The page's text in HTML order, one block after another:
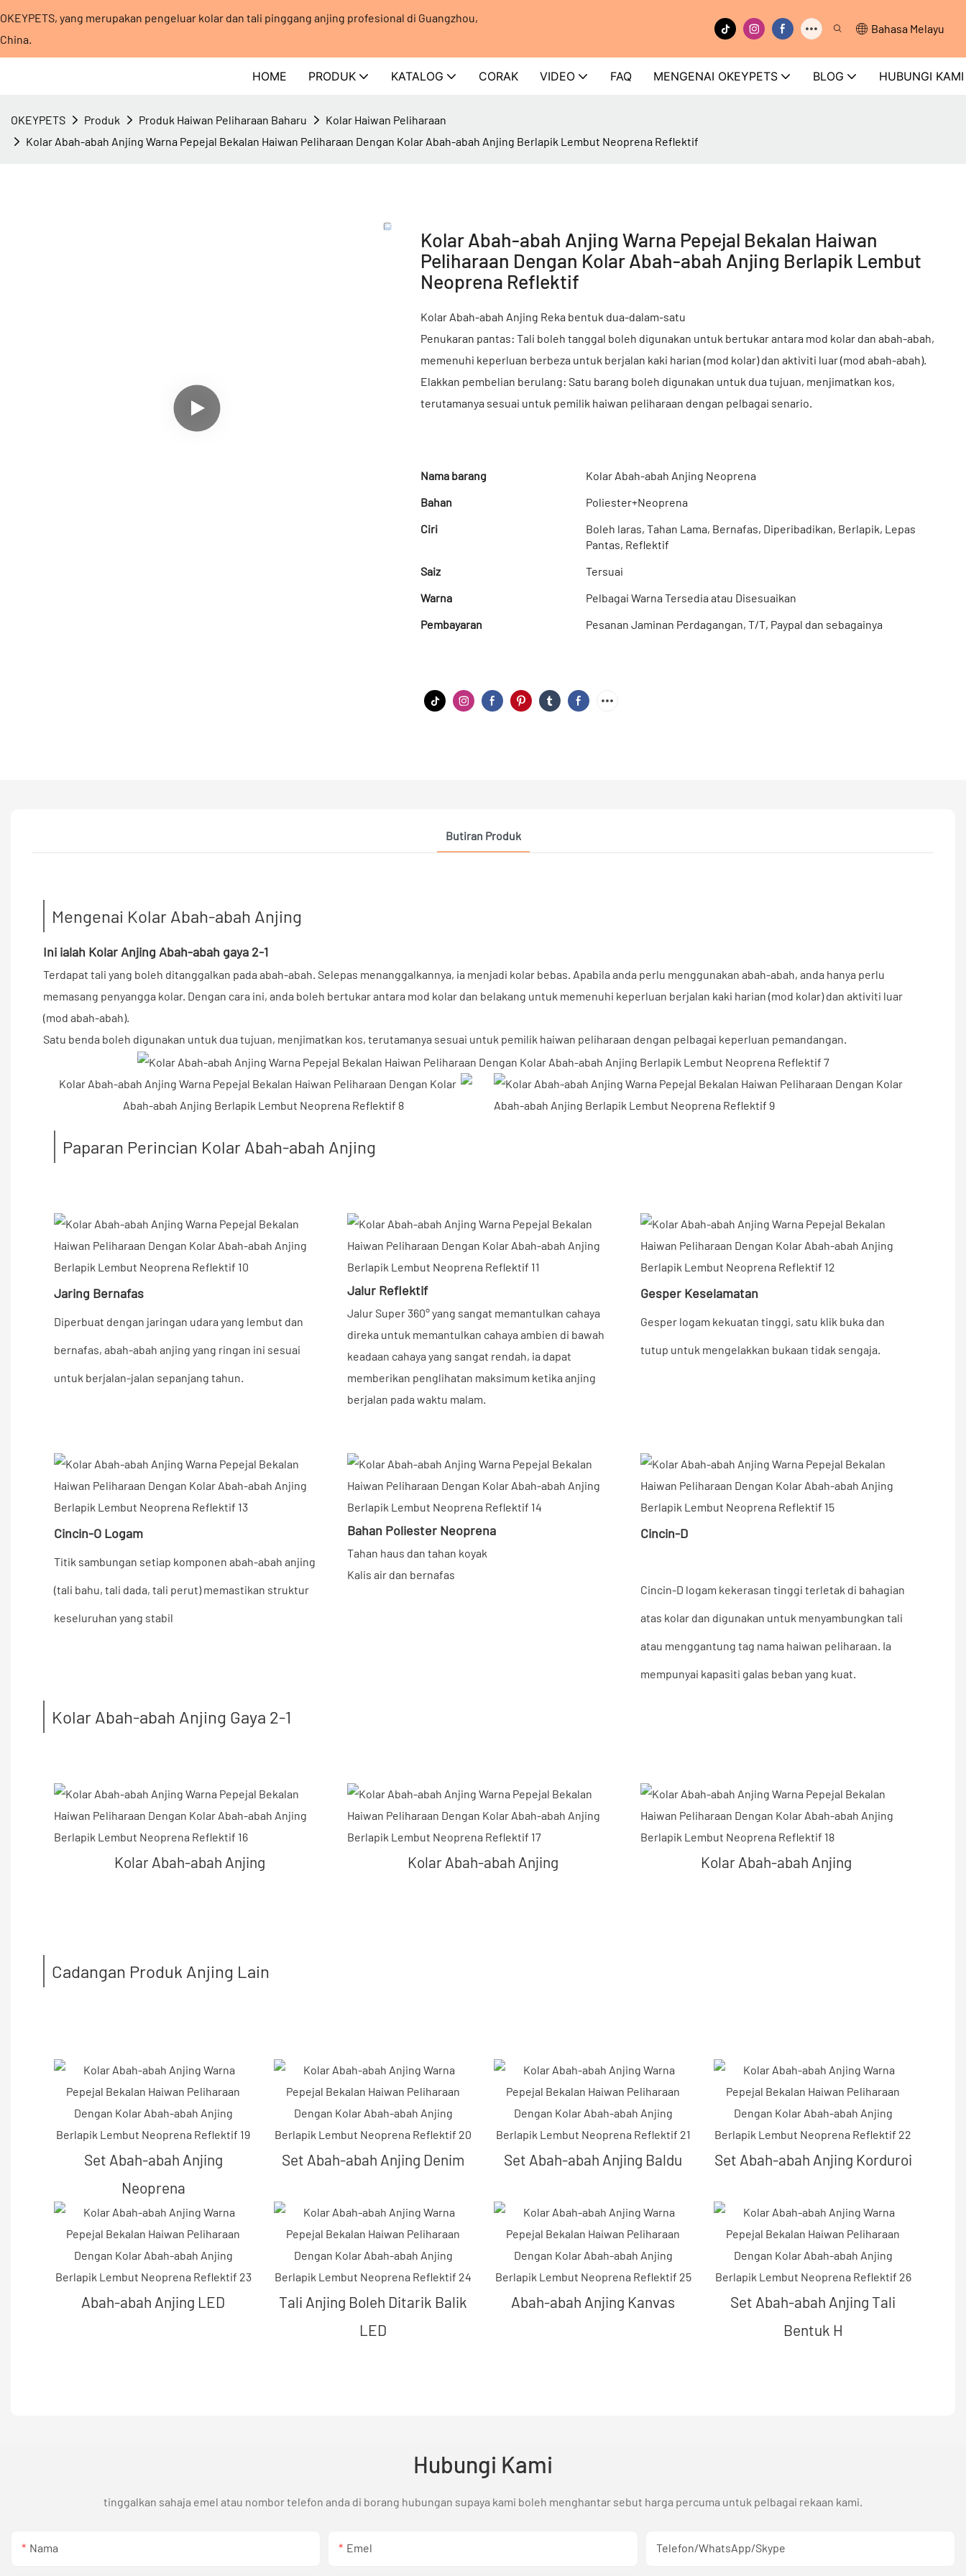
OKEYPETS, yang merupakan pengeluar kolar dan tali pinggang anjing profesional di Guangzhou,
China.
Bahasa Melayu
HOME PRODUK KATALOG CORAK VIDEO FAQ MENGENAI OKEYPETS BLOG HUBUNGI KAMI
OKEYPETS Produk Produk Haiwan Peliharaan Baharu
Kolar Haiwan Peliharaan
Kolar Abah-abah Anjing Warna Pepejal Bekalan Haiwan Peliharaan Dengan Kolar Abah-abah Anjing Berlapik Lembut Neoprena Reflektif
Kolar Abah-abah Anjing Warna Pepejal Bekalan Haiwan
Peliharaan Dengan Kolar Abah-abah Anjing Berlapik Lembut
Neoprena Reflektif
Kolar Abah-abah Anjing Reka bentuk dua-dalam-satu
Penukaran pantas: Tali boleh tanggal boleh digunakan untuk bertukar antara mod kolar dan abah-abah,
memenuhi keperluan berbeza untuk berjalan kaki harian (mod kolar) dan aktiviti luar (mod abah-abah).
Elakkan pembelian berulang: Satu barang boleh digunakan untuk dua tujuan, menjimatkan kos,
terutamanya sesuai untuk pemilik haiwan peliharaan dengan pelbagai senario.
Nama barang
Kolar Abah-abah Anjing Neoprena
Bahan
Poliester+Neoprena
Ciri
Boleh laras, Tahan Lama, Bernafas, Diperibadikan, Berlapik, Lepas
Pantas, Reflektif
Saiz
Tersuai
Warna
Pelbagai Warna Tersedia atau Disesuaikan
Pembayaran
Pesanan Jaminan Perdagangan, T/T, Paypal dan sebagainya
Butiran Produk
Mengenai Kolar Abah-abah Anjing
Ini ialah Kolar Anjing Abah-abah gaya 2-1
Terdapat tali yang boleh ditanggalkan pada abah-abah. Selepas menanggalkannya, ia menjadi kolar bebas. Apabila anda perlu menggunakan abah-abah, anda hanya perlu
memasang penyangga kolar. Dengan cara ini, anda boleh bertukar antara mod kolar dan belakang untuk memenuhi keperluan berjalan kaki harian (mod kolar) dan aktiviti luar
(mod abah-abah).
Satu benda boleh digunakan untuk dua tujuan, menjimatkan kos, terutamanya sesuai untuk pemilik haiwan peliharaan dengan pelbagai keperluan pemandangan.
Paparan Perincian Kolar Abah-abah Anjing
Jaring Bernafas
Diperbuat dengan jaringan udara yang lembut dan
bernafas, abah-abah anjing yang ringan ini sesuai
untuk berjalan-jalan sepanjang tahun.
Jalur Reflektif
Jalur Super 360° yang sangat memantulkan cahaya
direka untuk memantulkan cahaya ambien di bawah
keadaan cahaya yang sangat rendah, ia dapat
memberikan penglihatan maksimum ketika anjing
berjalan pada waktu malam.
Gesper Keselamatan
Gesper logam kekuatan tinggi, satu klik buka dan
tutup untuk mengelakkan bukaan tidak sengaja.
Cincin-O Logam
Titik sambungan setiap komponen abah-abah anjing
(tali bahu, tali dada, tali perut) memastikan struktur
keseluruhan yang stabil
Bahan Poliester Neoprena
Tahan haus dan tahan koyak
Kalis air dan bernafas
Cincin-D
Cincin-D logam kekerasan tinggi terletak di bahagian
atas kolar dan digunakan untuk menyambungkan tali
atau menggantung tag nama haiwan peliharaan. Ia
mempunyai kapasiti galas beban yang kuat.
Kolar Abah-abah Anjing Gaya 2-1
Kolar Abah-abah Anjing Kolar Abah-abah Anjing Kolar Abah-abah Anjing
Cadangan Produk Anjing Lain
Set Abah-abah Anjing
Neoprena
Set Abah-abah Anjing Denim Set Abah-abah Anjing Baldu Set Abah-abah Anjing Korduroi
Abah-abah Anjing LED
Tali Anjing Boleh Ditarik Balik
LED
Abah-abah Anjing Kanvas
Set Abah-abah Anjing Tali
Bentuk H
Hubungi Kami
tinggalkan sahaja emel atau nombor telefon anda di borang hubungan supaya kami boleh menghantar sebut harga percuma untuk pelbagai rekaan kami.
Nama Emel Telefon/WhatsApp/Skype